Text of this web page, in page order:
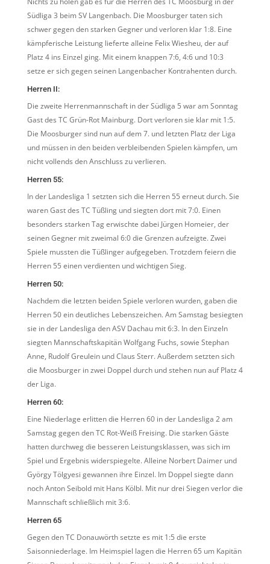
Südliga 3 beim SV Langenbach. Die Moosburger taten sich
schwer gegen den starken Gegner und verloren klar 1:8. Eine
kämpferische Leistung lieferte alleine Felix Wiesheu, der auf
Platz 4 ins Einzel ging. Mit einem knappen 7:6, 4:6 und 10:3
setze er sich gegen seinen Langenbacher Kontrahenten durch.
Herren II:
Die zweite Herrenmannschaft in der Südliga 5 war am Sonntag
Gast des TC Grün-Rot Mainburg. Dort verloren sie klar mit 1:5.
Die Moosburger sind nun auf dem 7. und letzten Platz der Liga
und müssen in den beiden verbleibenden Spielen kämpfen, um
nicht vollends den Anschluss zu verlieren.
Herren 55:
In der Landesliga 1 setzten sich die Herren 55 erneut durch. Sie
waren Gast des TC Tüßling und siegten dort mit 7:0. Einen
besonders starken Tag erwischte dabei Jürgen Homeier, der
seinen Gegner mit zweimal 6:0 die Grenzen aufzeigte. Zwei
Spiele mussten die Tüßlinger aufgegeben. Trotzdem feiern die
Herren 55 einen verdienten und wichtigen Sieg.
Herren 50:
Nachdem die letzten beiden Spiele verloren wurden, gaben die
Herren 50 ein deutliches Lebenszeichen. Am Samstag besiegten
sie in der Landesliga den ASV Dachau mit 6:3. In den Einzeln
siegten Mannschaftskapitän Wolfgang Fuchs, sowie Stephan
Anne, Rudolf Greulein und Claus Sterr. Außerdem setzten sich
die Moosburger in zwei Doppel durch und stehen nun auf Platz 4
der Liga.
Herren 60:
Eine Niederlage erlitten die Herren 60 in der Landesliga 2 am
Samstag gegen den TC Rot-Weiß Freising. Die starken Gäste
hatten durchweg die besseren Leistungsklassen, was sich im
Spiel und Ergebnis widerspiegelte. Alleine Norbert Daimer und
György Tölgyesi gewannen ihre Einzel. Im Doppel siegte dann
noch Anton Seibold mit Hans Kölbl. Mit nur drei Siegen verlor die
Mannschaft schließlich mit 3:6.
Herren 65
Gegen den TC Donauwörth setzte es mit 1:5 die erste
Saisonniederlage. Im Heimspiel lagen die Herren 65 um Kapitän